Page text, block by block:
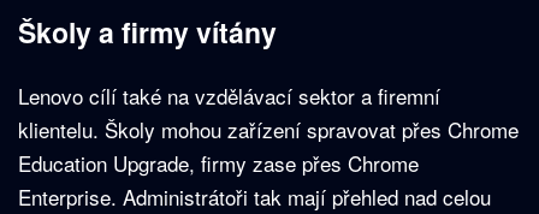
Školy a firmy vítány
Lenovo cílí také na vzdělávací sektor a firemní
klientelu. Školy mohou zařízení spravovat přes Chrome
Education Upgrade, firmy zase přes Chrome
Enterprise. Administrátoři tak mají přehled nad celou